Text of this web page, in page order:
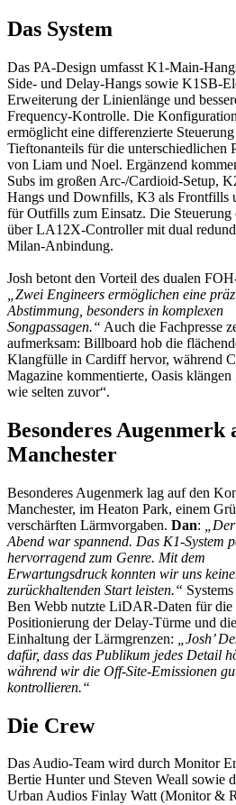
Das System
Das PA-Design umfasst K1-Main-
Side- und Delay-Hangs sowie K1SB-
Erweiterung der Linienlänge und
Frequency-Kontrolle. Die Konfiguration
ermöglicht eine differenzierte Steuerung
Tieftonanteils für die unterschiedlichen
von Liam und Noel. Ergänzend
Subs im großen Arc-/Cardioid-Setup,
Hangs und Downfills, K3 als Frontfills
für Outfills zum Einsatz. Die Steuerung
über LA12X-Controller mit dual
Milan-Anbindung.
Josh betont den Vorteil des dualen
„Zwei Engineers ermöglichen eine
Abstimmung, besonders in komplexen
Songpassagen.“ Auch die Fachpresse
aufmerksam: Billboard hob die
Klangfülle in Cardiff hervor, während
Magazine kommentierte, Oasis klängen
wie selten zuvor“.
Besonderes Augenmerk
Manchester
Besonderes Augenmerk lag auf den
Manchester, im Heaton Park, einem
verschärften Lärmvorgaben. Dan:
Abend war spannend. Das K1-System
hervorragend zum Genre. Mit dem
Erwartungsdruck konnten wir uns
zurückhaltenden Start leisten.“
Ben Webb nutzte LiDAR-Daten für die
Positionierung der Delay-Türme und die
Einhaltung der Lärmgrenzen:
„Josh’
dafür, dass das Publikum jedes Detail
während wir die Off-Site-Emissionen
kontrollieren.“
Die Crew
Das Audio-Team wird durch Monitor
Bertie Hunter und Steven Weall sowie
Urban Audios Finlay Watt (Monitor &